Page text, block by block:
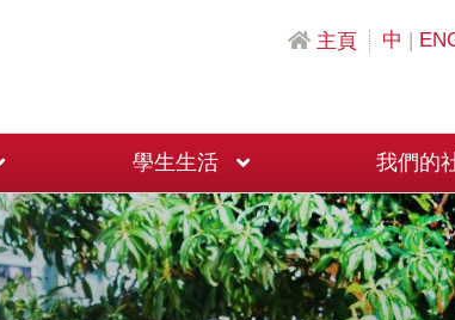
主頁 中 |
學生生活 我們的